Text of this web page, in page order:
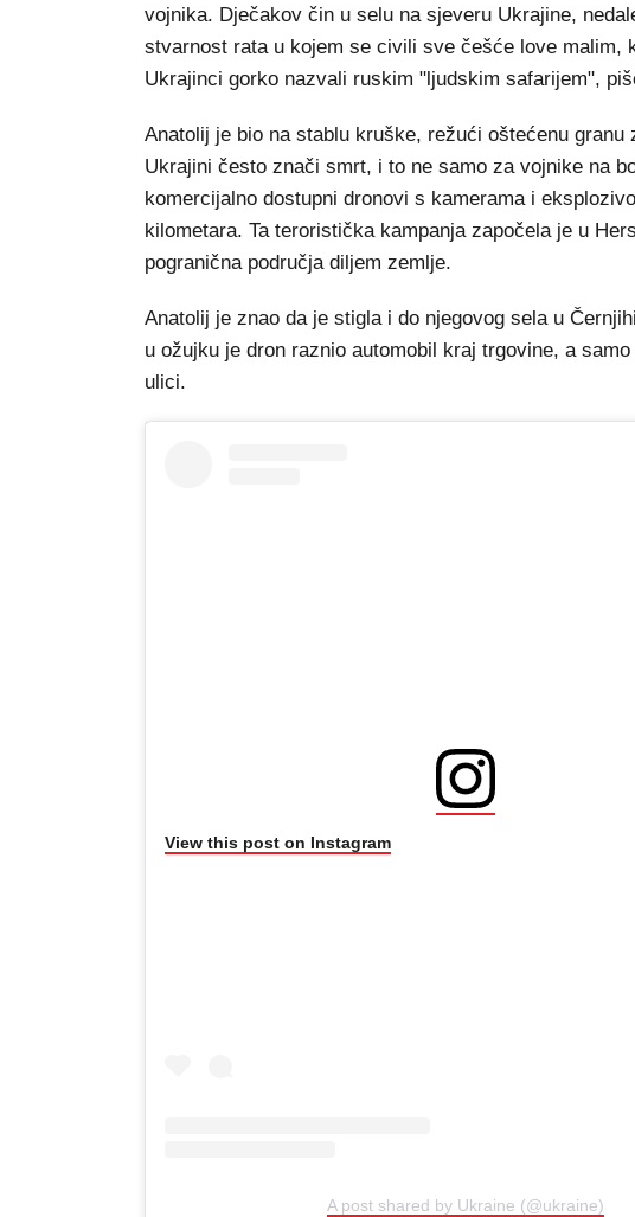
vojnika. Dječakov čin u selu na sjeveru Ukrajine,
stvarnost rata u kojem se civili sve češće love malim,
Ukrajinci gorko nazvali ruskim "ljudskim safarijem",
Anatolij je bio na stablu kruške, režući oštećenu
Ukrajini često znači smrt, i to ne samo za vojnike na
komercijalno dostupni dronovi s kamerama i
kilometara. Ta teroristička kampanja započela je u
pogranična područja diljem zemlje.
Anatolij je znao da je stigla i do njegovog sela u
u ožujku je dron raznio automobil kraj trgovine, a
ulici.
View this post on Instagram
A post shared by Ukraine (@ukraine)